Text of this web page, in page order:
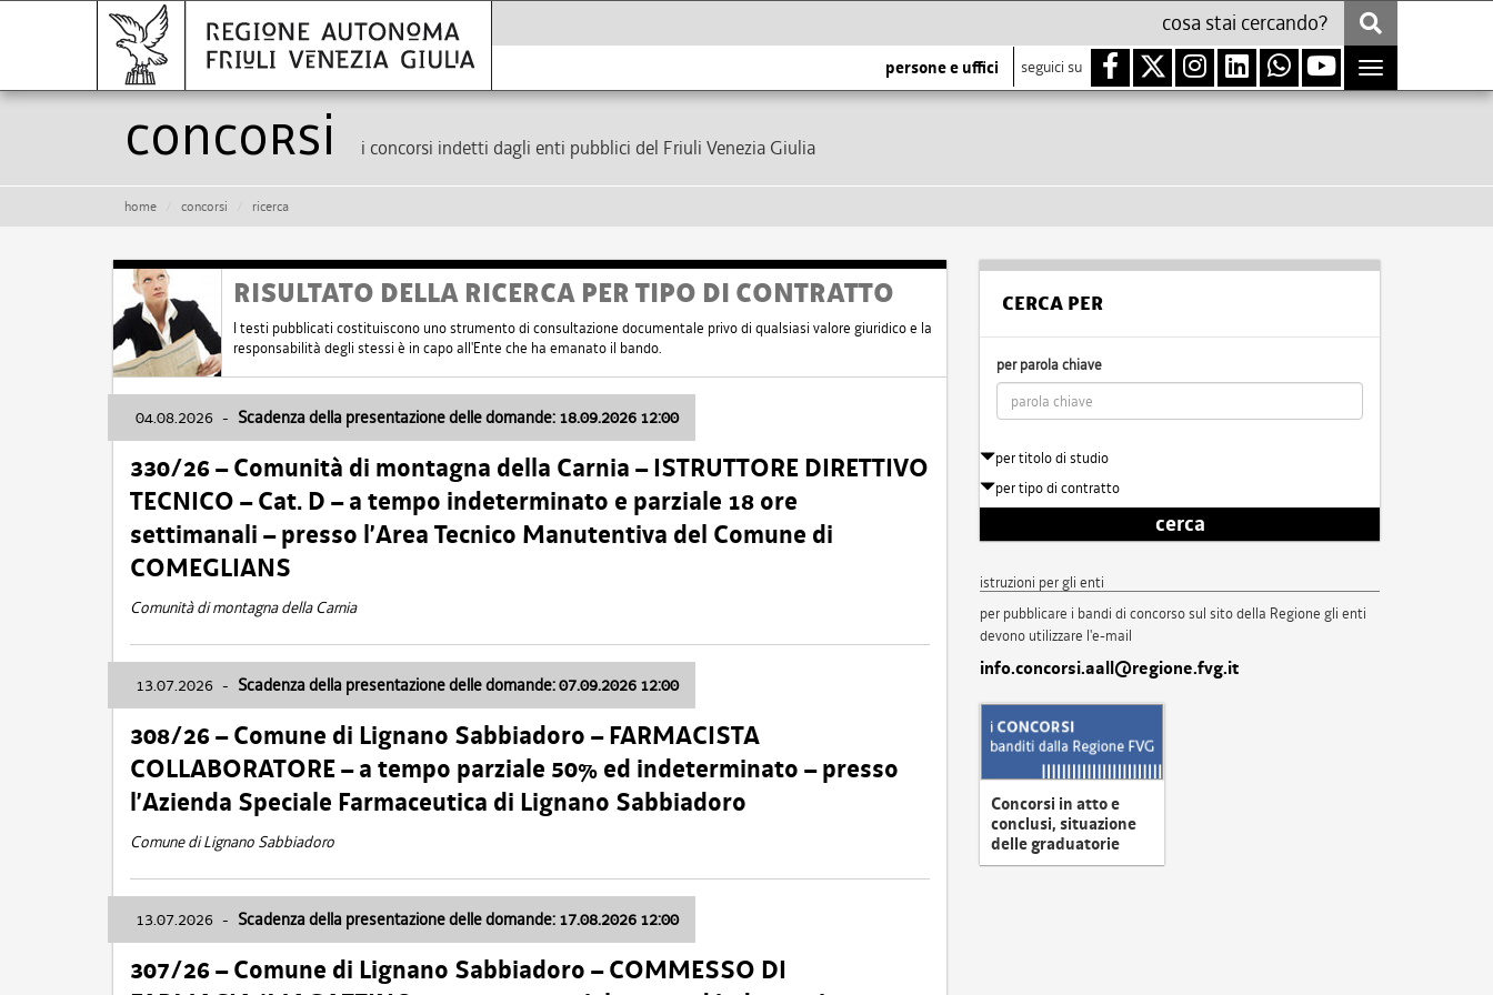
persone e uffici seguici su
Toggle
navigation
Concorsi i concorsi indetti dagli enti pubblici del Friuli Venezia Giulia
home concorsi ricerca
RISULTATO DELLA RICERCA PER TIPO DI CONTRATTO
I testi pubblicati costituiscono uno strumento di consultazione documentale privo di qualsiasi valore giuridico e la
responsabilità degli stessi è in capo all'Ente che ha emanato il bando.
04.08.2026 - Scadenza della presentazione delle domande: 18.09.2026 12:00
330/26 – Comunità di montagna della Carnia – ISTRUTTORE DIRETTIVO
TECNICO – Cat. D – a tempo indeterminato e parziale 18 ore
settimanali – presso l’Area Tecnico Manutentiva del Comune di
COMEGLIANS
Comunità di montagna della Carnia
13.07.2026 - Scadenza della presentazione delle domande: 07.09.2026 12:00
308/26 – Comune di Lignano Sabbiadoro – FARMACISTA
COLLABORATORE – a tempo parziale 50% ed indeterminato – presso
l’Azienda Speciale Farmaceutica di Lignano Sabbiadoro
Comune di Lignano Sabbiadoro
13.07.2026 - Scadenza della presentazione delle domande: 17.08.2026 12:00
307/26 – Comune di Lignano Sabbiadoro – COMMESSO DI
CERCA PER
per parola chiave
per titolo di studio
per tipo di contratto
cerca
istruzioni per gli enti
per pubblicare i bandi di concorso sul sito della Regione gli enti
devono utilizzare l'e-mail
info.concorsi.aall@regione.fvg.it
Concorsi in atto e
conclusi, situazione
delle graduatorie